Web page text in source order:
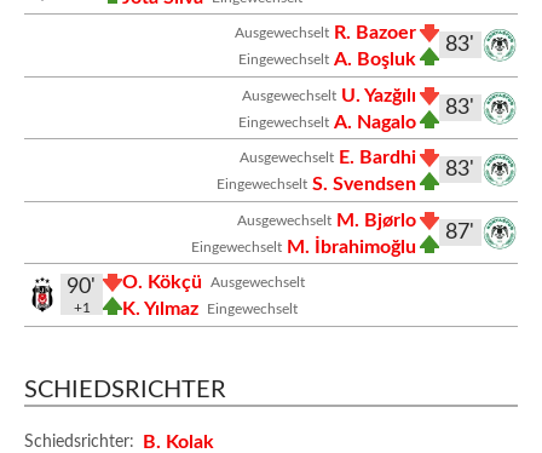
83'
Ausgewechselt R. Bazoer
Eingewechselt A. Boşluk
83'
Ausgewechselt U. Yazğılı
Eingewechselt A. Nagalo
83'
Ausgewechselt E. Bardhi
Eingewechselt S. Svendsen
87'
Ausgewechselt M. Bjørlo
Eingewechselt M. İbrahimoğlu
Ausgewechselt
O. Kökçü
Eingewechselt
K. Yılmaz
90'
+1
SCHIEDSRICHTER
Schiedsrichter: B. Kolak